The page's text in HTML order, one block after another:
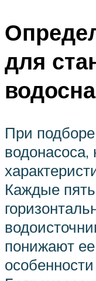
для
При
водонасоса,
Каждые
понижают